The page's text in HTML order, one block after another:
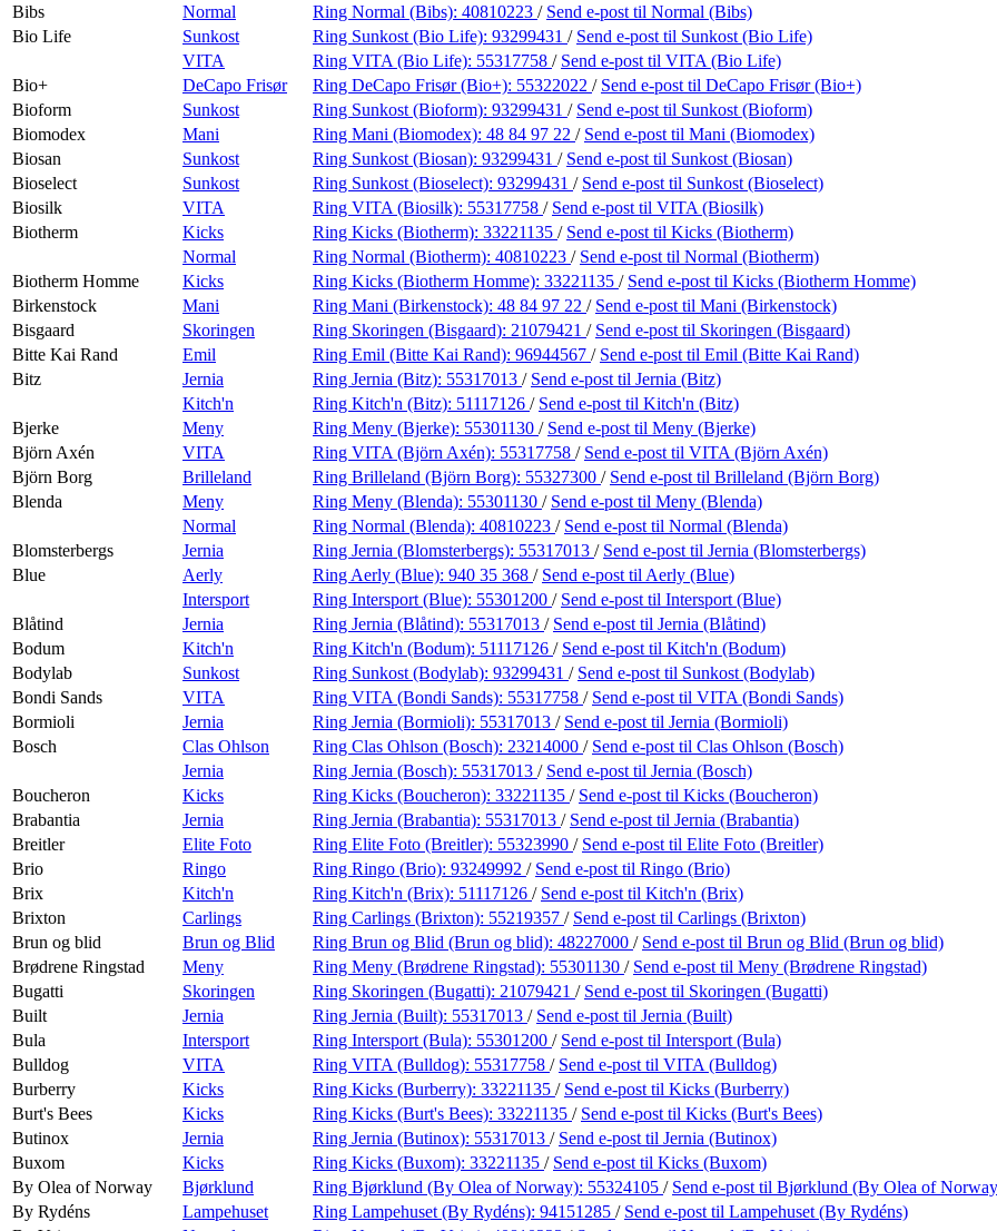
Bibs
Normal Ring Normal (Bibs): 40810223 / Send e-post til Normal (Bibs)
Bio Life
Sunkost Ring Sunkost (Bio Life): 93299431 / Send e-post til Sunkost (Bio Life)
VITA
Ring VITA (Bio Life): 55317758 / Send e-post til VITA (Bio Life)
Bio+
DeCapo Frisør Ring DeCapo Frisør (Bio+): 55322022 / Send e-post til DeCapo Frisør (Bio+)
Bioform
Sunkost Ring Sunkost (Bioform): 93299431 / Send e-post til Sunkost (Bioform)
Biomodex
Mani Ring Mani (Biomodex): 48 84 97 22 / Send e-post til Mani (Biomodex)
Biosan
Sunkost Ring Sunkost (Biosan): 93299431 / Send e-post til Sunkost (Biosan)
Bioselect
Sunkost Ring Sunkost (Bioselect): 93299431 / Send e-post til Sunkost (Bioselect)
Biosilk
VITA Ring VITA (Biosilk): 55317758 / Send e-post til VITA (Biosilk)
Biotherm
Kicks Ring Kicks (Biotherm): 33221135 / Send e-post til Kicks (Biotherm)
Normal
Ring Normal (Biotherm): 40810223 / Send e-post til Normal (Biotherm)
Biotherm Homme
Kicks Ring Kicks (Biotherm Homme): 33221135 / Send e-post til Kicks (Biotherm Homme)
Birkenstock
Mani Ring Mani (Birkenstock): 48 84 97 22 / Send e-post til Mani (Birkenstock)
Bisgaard
Skoringen Ring Skoringen (Bisgaard): 21079421 / Send e-post til Skoringen (Bisgaard)
Bitte Kai Rand
Emil Ring Emil (Bitte Kai Rand): 96944567 / Send e-post til Emil (Bitte Kai Rand)
Bitz
Jernia Ring Jernia (Bitz): 55317013 / Send e-post til Jernia (Bitz)
Kitch'n
Ring Kitch'n (Bitz): 51117126 / Send e-post til Kitch'n (Bitz)
Bjerke
Meny Ring Meny (Bjerke): 55301130 / Send e-post til Meny (Bjerke)
Björn Axén
VITA Ring VITA (Björn Axén): 55317758 / Send e-post til VITA (Björn Axén)
Björn Borg
Brilleland Ring Brilleland (Björn Borg): 55327300 / Send e-post til Brilleland (Björn Borg)
Blenda
Meny Ring Meny (Blenda): 55301130 / Send e-post til Meny (Blenda)
Normal
Ring Normal (Blenda): 40810223 / Send e-post til Normal (Blenda)
Blomsterbergs
Jernia Ring Jernia (Blomsterbergs): 55317013 / Send e-post til Jernia (Blomsterbergs)
Blue
Aerly Ring Aerly (Blue): 940 35 368 / Send e-post til Aerly (Blue)
Intersport
Ring Intersport (Blue): 55301200 / Send e-post til Intersport (Blue)
Blåtind
Jernia Ring Jernia (Blåtind): 55317013 / Send e-post til Jernia (Blåtind)
Bodum
Kitch'n Ring Kitch'n (Bodum): 51117126 / Send e-post til Kitch'n (Bodum)
Bodylab
Sunkost Ring Sunkost (Bodylab): 93299431 / Send e-post til Sunkost (Bodylab)
Bondi Sands
VITA Ring VITA (Bondi Sands): 55317758 / Send e-post til VITA (Bondi Sands)
Bormioli
Jernia Ring Jernia (Bormioli): 55317013 / Send e-post til Jernia (Bormioli)
Bosch
Clas Ohlson Ring Clas Ohlson (Bosch): 23214000 / Send e-post til Clas Ohlson (Bosch)
Jernia
Ring Jernia (Bosch): 55317013 / Send e-post til Jernia (Bosch)
Boucheron
Kicks Ring Kicks (Boucheron): 33221135 / Send e-post til Kicks (Boucheron)
Brabantia
Jernia Ring Jernia (Brabantia): 55317013 / Send e-post til Jernia (Brabantia)
Breitler
Elite Foto Ring Elite Foto (Breitler): 55323990 / Send e-post til Elite Foto (Breitler)
Brio
Ringo Ring Ringo (Brio): 93249992 / Send e-post til Ringo (Brio)
Brix
Kitch'n Ring Kitch'n (Brix): 51117126 / Send e-post til Kitch'n (Brix)
Brixton
Carlings Ring Carlings (Brixton): 55219357 / Send e-post til Carlings (Brixton)
Brun og blid
Brun og Blid Ring Brun og Blid (Brun og blid): 48227000 / Send e-post til Brun og Blid (Brun og blid)
Brødrene Ringstad
Meny Ring Meny (Brødrene Ringstad): 55301130 / Send e-post til Meny (Brødrene Ringstad)
Bugatti
Skoringen Ring Skoringen (Bugatti): 21079421 / Send e-post til Skoringen (Bugatti)
Built
Jernia Ring Jernia (Built): 55317013 / Send e-post til Jernia (Built)
Bula
Intersport Ring Intersport (Bula): 55301200 / Send e-post til Intersport (Bula)
Bulldog
VITA Ring VITA (Bulldog): 55317758 / Send e-post til VITA (Bulldog)
Burberry
Kicks Ring Kicks (Burberry): 33221135 / Send e-post til Kicks (Burberry)
Burt's Bees
Kicks Ring Kicks (Burt's Bees): 33221135 / Send e-post til Kicks (Burt's Bees)
Butinox
Jernia Ring Jernia (Butinox): 55317013 / Send e-post til Jernia (Butinox)
Buxom
Kicks Ring Kicks (Buxom): 33221135 / Send e-post til Kicks (Buxom)
By Olea of Norway
Bjørklund Ring Bjørklund (By Olea of Norway): 55324105 / Send e-post til Bjørklund (By Olea of
By Rydéns
Lampehuset Ring Lampehuset (By Rydéns): 94151285 / Send e-post til Lampehuset (By Rydéns)